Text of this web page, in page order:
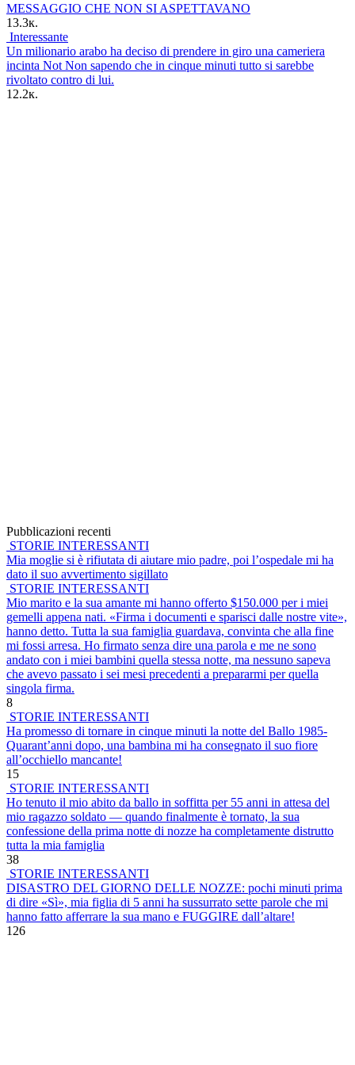
MESSAGGIO CHE NON SI ASPETTAVANO
13.3к.
Interessante
Un milionario arabo ha deciso di prendere in giro una cameriera
incinta Not Non sapendo che in cinque minuti tutto si sarebbe
rivoltato contro di lui.
12.2к.
Pubblicazioni recenti
STORIE INTERESSANTI
Mia moglie si è rifiutata di aiutare mio padre, poi l’ospedale mi ha
dato il suo avvertimento sigillato
STORIE INTERESSANTI
Mio marito e la sua amante mi hanno offerto $150.000 per i miei
gemelli appena nati. «Firma i documenti e sparisci dalle nostre vite»,
hanno detto. Tutta la sua famiglia guardava, convinta che alla fine
mi fossi arresa. Ho firmato senza dire una parola e me ne sono
andato con i miei bambini quella stessa notte, ma nessuno sapeva
che avevo passato i sei mesi precedenti a prepararmi per quella
singola firma.
8
STORIE INTERESSANTI
Ha promesso di tornare in cinque minuti la notte del Ballo 1985-
Quarant’anni dopo, una bambina mi ha consegnato il suo fiore
all’occhiello mancante!
15
STORIE INTERESSANTI
Ho tenuto il mio abito da ballo in soffitta per 55 anni in attesa del
mio ragazzo soldato — quando finalmente è tornato, la sua
confessione della prima notte di nozze ha completamente distrutto
tutta la mia famiglia
38
STORIE INTERESSANTI
DISASTRO DEL GIORNO DELLE NOZZE: pochi minuti prima
di dire «Sì», mia figlia di 5 anni ha sussurrato sette parole che mi
hanno fatto afferrare la sua mano e FUGGIRE dall’altare!
126